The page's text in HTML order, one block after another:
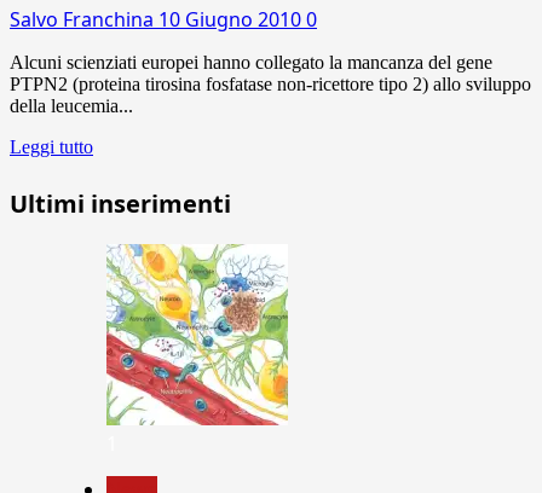
Salvo Franchina 10 Giugno 20100
Alcuni scienziati europei hanno collegato la mancanza del gene
PTPN2 (proteina tirosina fosfatase non-ricettore tipo 2) allo sviluppo
della leucemia...
Leggi tutto
Ultimi inserimenti